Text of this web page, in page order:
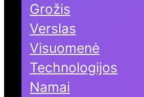
Grožis
Verslas
Visuomenė
Technologijos
Namai